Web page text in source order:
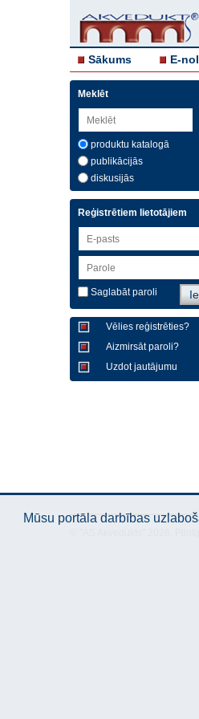
Sākums E-
Meklēt
produktu katalogā
publikācijās
diskusijās
Reģistrētiem lietotājiem
Saglabāt paroli
Vēlies reģistrēties?
Aizmirsāt paroli?
Uzdot jautājumu
Mūsu portāla darbības